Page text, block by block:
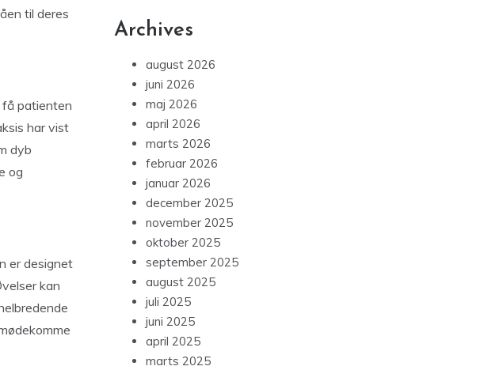
til deres
få patienten
har vist
dyb
og
er designet
kan
Archives
august 2026
juni 2026
maj 2026
april 2026
marts 2026
februar 2026
januar 2026
december 2025
november 2025
oktober 2025
september 2025
august 2025
juli 2025
juni 2025
april 2025
marts 2025